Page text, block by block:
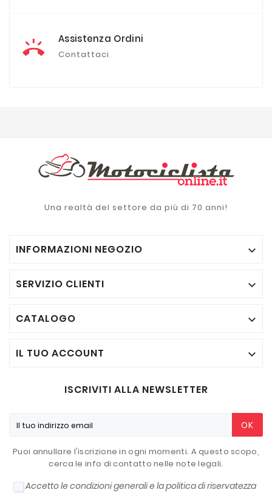
Assistenza Ordini
Contattaci
Una realtà del settore da più di 70 anni!
INFORMAZIONI NEGOZIO 
SERVIZIO CLIENTI 
CATALOGO 
IL TUO ACCOUNT 
ISCRIVITI ALLA NEWSLETTER
OK
Puoi annullare l'iscrizione in ogni momenti. A questo scopo,
cerca le info di contatto nelle note legali.
Accetto le condizioni generali e la politica di riservatezza